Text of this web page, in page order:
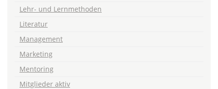
Lehr- und Lernmethoden
Literatur
Management
Marketing
Mentoring
Mitglieder aktiv